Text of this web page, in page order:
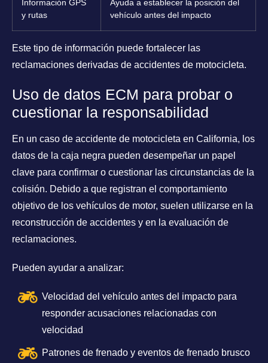
Información GPS
y rutas
Ayuda a establecer la posición del
vehículo antes del impacto
Este tipo de información puede fortalecer las
reclamaciones derivadas de accidentes de motocicleta.
Uso de datos ECM para probar o
cuestionar la responsabilidad
En un caso de accidente de motocicleta en California, los
datos de la caja negra pueden desempeñar un papel
clave para confirmar o cuestionar las circunstancias de la
colisión. Debido a que registran el comportamiento
objetivo de los vehículos de motor, suelen utilizarse en la
reconstrucción de accidentes y en la evaluación de
reclamaciones.
Pueden ayudar a analizar:
Velocidad del vehículo antes del impacto para
responder acusaciones relacionadas con
velocidad
Patrones de frenado y eventos de frenado brusco